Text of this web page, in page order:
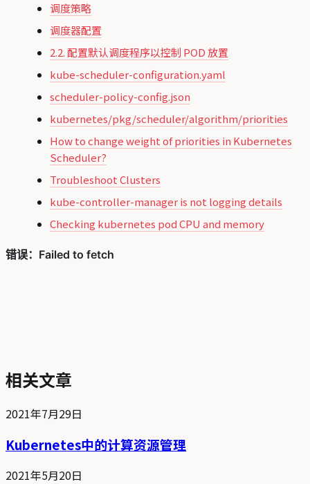
调度策略
调度器配置
2.2. 配置默认调度程序以控制 POD 放置
kube-scheduler-configuration.yaml
scheduler-policy-config.json
kubernetes/pkg/scheduler/algorithm/priorities
How to change weight of priorities in Kubernetes
Scheduler?
Troubleshoot Clusters
kube-controller-manager is not logging details
Checking kubernetes pod CPU and memory
相关文章
2021年7月29日
Kubernetes中的计算资源管理
2021年5月20日